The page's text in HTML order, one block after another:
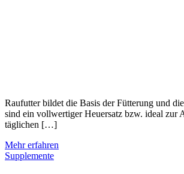
Raufutter bildet die Basis der Fütterung und
sind ein vollwertiger Heuersatz bzw. ideal zur
täglichen […]
Mehr erfahren
Supplemente